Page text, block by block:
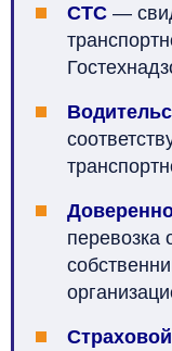
СТС —
перевозка